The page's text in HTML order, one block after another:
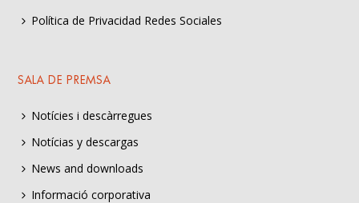
Política de Privacidad Redes Sociales
SALA DE PREMSA
Notícies i descàrregues
Notícias y descargas
News and downloads
Informació corporativa